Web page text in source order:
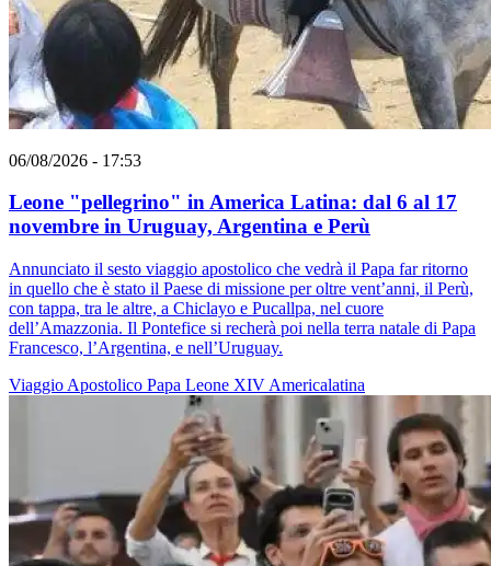
06/08/2026 - 17:53
Leone "pellegrino" in America Latina: dal 6 al 17
novembre in Uruguay, Argentina e Perù
Annunciato il sesto viaggio apostolico che vedrà il Papa far ritorno
in quello che è stato il Paese di missione per oltre vent’anni, il Perù,
con tappa, tra le altre, a Chiclayo e Pucallpa, nel cuore
dell’Amazzonia. Il Pontefice si recherà poi nella terra natale di Papa
Francesco, l’Argentina, e nell’Uruguay.
Viaggio Apostolico Papa Leone XIV Americalatina